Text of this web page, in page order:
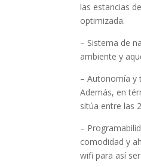
las estancias
optimizada.
– Sistema de
ambiente y
– Autonomía y
Además, en
sitúa entre las
–
comodidad y
wifi para así